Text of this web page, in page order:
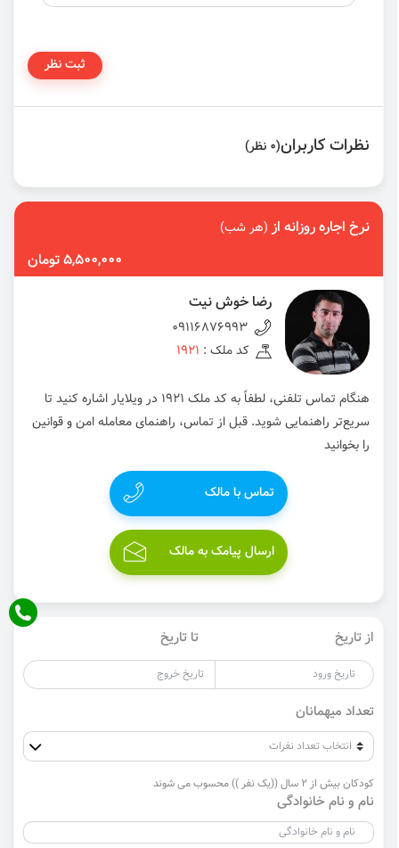
ثبت نظر
نظرات کاربران(0 نظر)
نرخ اجاره روزانه از(هر شب)
5,500,000 تومان
رضا خوش نیت
09116876993
کد ملک : 1921
هنگام تماس تلفنی، لطفاً به کد ملک 1921 در ویلایار اشاره کنید تا
سریع‌تر راهنمایی شوید. قبل از تماس، راهنمای معامله امن و قوانین
را بخوانید
تماس با مالک
ارسال پیامک به مالک
از تاریخ تا تاریخ
تعداد میهمانان
کودکان بیش از 2 سال ((یک نفر )) محسوب می شوند
نام و نام خانوادگی